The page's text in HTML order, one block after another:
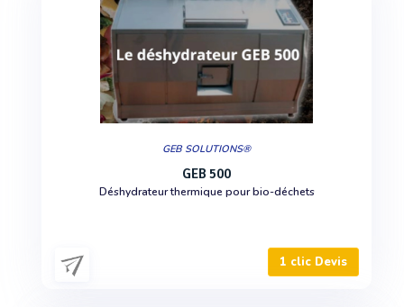
GEB SOLUTIONS®
GEB 500
Déshydrateur thermique pour bio-déchets
1 clic Devis